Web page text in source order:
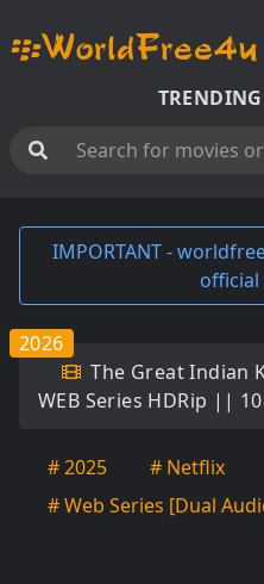
TRENDING
IMPORTANT -
The Great Indian
WEB Series HDRip ||
2026
# 2025
# Netflix
# Web Series [Dual